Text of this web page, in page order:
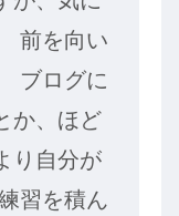
前を向い
ブログに
か、ほど
り自分が
習を積ん